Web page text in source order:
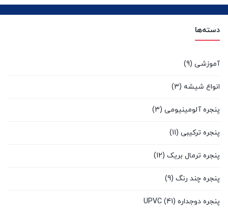
دسته‌ها
آموزشی (9)
انواع شیشه (3)
پنجره آلومینیومی (3)
پنجره ترکیبی (11)
پنجره ترمال بریک (12)
پنجره چند رنگ (9)
پنجره دوجداره UPVC (41)